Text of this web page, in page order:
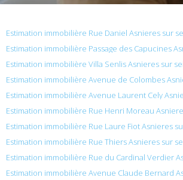
Estimation immobilière Rue Daniel Asnieres sur
Estimation immobilière Passage des Capucines
Estimation immobilière Villa Senlis Asnieres sur
Estimation immobilière Avenue de Colombes
Estimation immobilière Avenue Laurent Cely
Estimation immobilière Rue Henri Moreau
Estimation immobilière Rue Laure Fiot Asnieres
Estimation immobilière Rue Thiers Asnieres sur
Estimation immobilière Rue du Cardinal Verdier
Estimation immobilière Avenue Claude Bernard